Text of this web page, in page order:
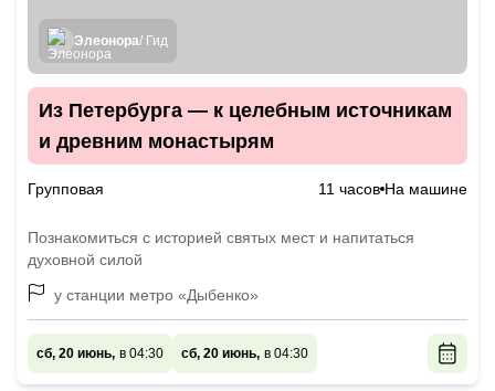
Элеонора/ Гид
Из Петербурга — к целебным источникам
и древним монастырям
Групповая 11 часов На машине
Познакомиться с историей святых мест и напитаться
духовной силой
у станции метро «Дыбенко»
сб, 20 июнь, в 04:30 сб, 20 июнь, в 04:30